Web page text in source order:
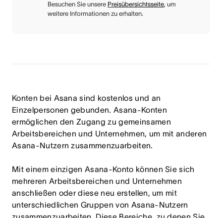
Besuchen Sie unsere Preisübersichtsseite, um
weitere Informationen zu erhalten.
Konten bei Asana sind kostenlos und an
Einzelpersonen gebunden. Asana-Konten
ermöglichen den Zugang zu gemeinsamen
Arbeitsbereichen und Unternehmen, um mit anderen
Asana-Nutzern zusammenzuarbeiten.
Mit einem einzigen Asana-Konto können Sie sich
mehreren Arbeitsbereichen und Unternehmen
anschließen oder diese neu erstellen, um mit
unterschiedlichen Gruppen von Asana-Nutzern